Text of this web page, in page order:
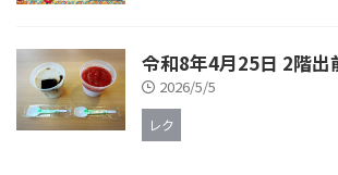
令和8年4月25日 2階
2026/5/5
レク